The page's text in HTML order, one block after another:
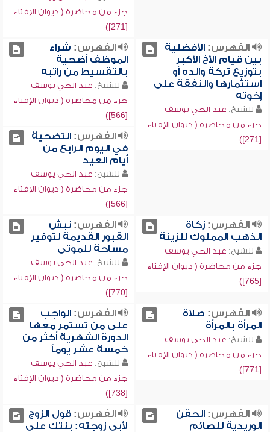
جزء من محاضرة ( ديوان الإفتاء
[271])
الفهرس:الأفضلية
بين قيام الأخ الأكبر
بتوزيع تركة والده أو
استثمارها والنفقة على
إخوته
للشيخ: عبد الحي يوسف
جزء من محاضرة ( ديوان الإفتاء
[271])
الفهرس: شراء
الموظف أضحية
بالتقسيط من راتبه
للشيخ: عبد الحي يوسف
جزء من محاضرة ( ديوان الإفتاء
[566])
الفهرس:التضحية
في اليوم الرابع من
أيام العيد
للشيخ: عبد الحي يوسف
جزء من محاضرة ( ديوان الإفتاء
[566])
الفهرس:زكاة
الذهب المملوك للزينة
للشيخ: عبد الحي يوسف
جزء من محاضرة ( ديوان الإفتاء
[765])
الفهرس:نبش
القبور القديمة لتوفير
مساحة للموتى
للشيخ: عبد الحي يوسف
جزء من محاضرة ( ديوان الإفتاء
[770])
الفهرس: صلاة
المرأة بالمرأة
للشيخ: عبد الحي يوسف
جزء من محاضرة ( ديوان الإفتاء
[771])
الفهرس:الواجب
على من تستمر معها
الدورة الشهرية أكثر من
خمسة عشر يوماً
للشيخ: عبد الحي يوسف
جزء من محاضرة ( ديوان الإفتاء
[738])
الفهرس:الحقن
الوريدية للصائم
الفهرس:قول الزوج
لأبي زوجته: بنتك علي